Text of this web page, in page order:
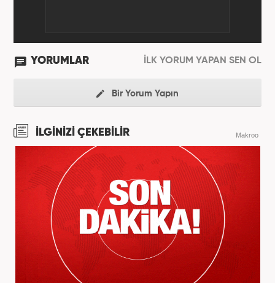
YORUMLAR İLK YORUM YAPAN SEN OL
Bir Yorum Yapın
İLGİNİZİ ÇEKEBİLİR Makroo